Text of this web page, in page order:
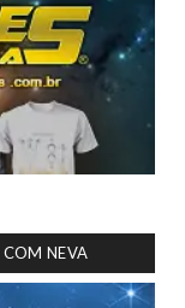
COM NEVA